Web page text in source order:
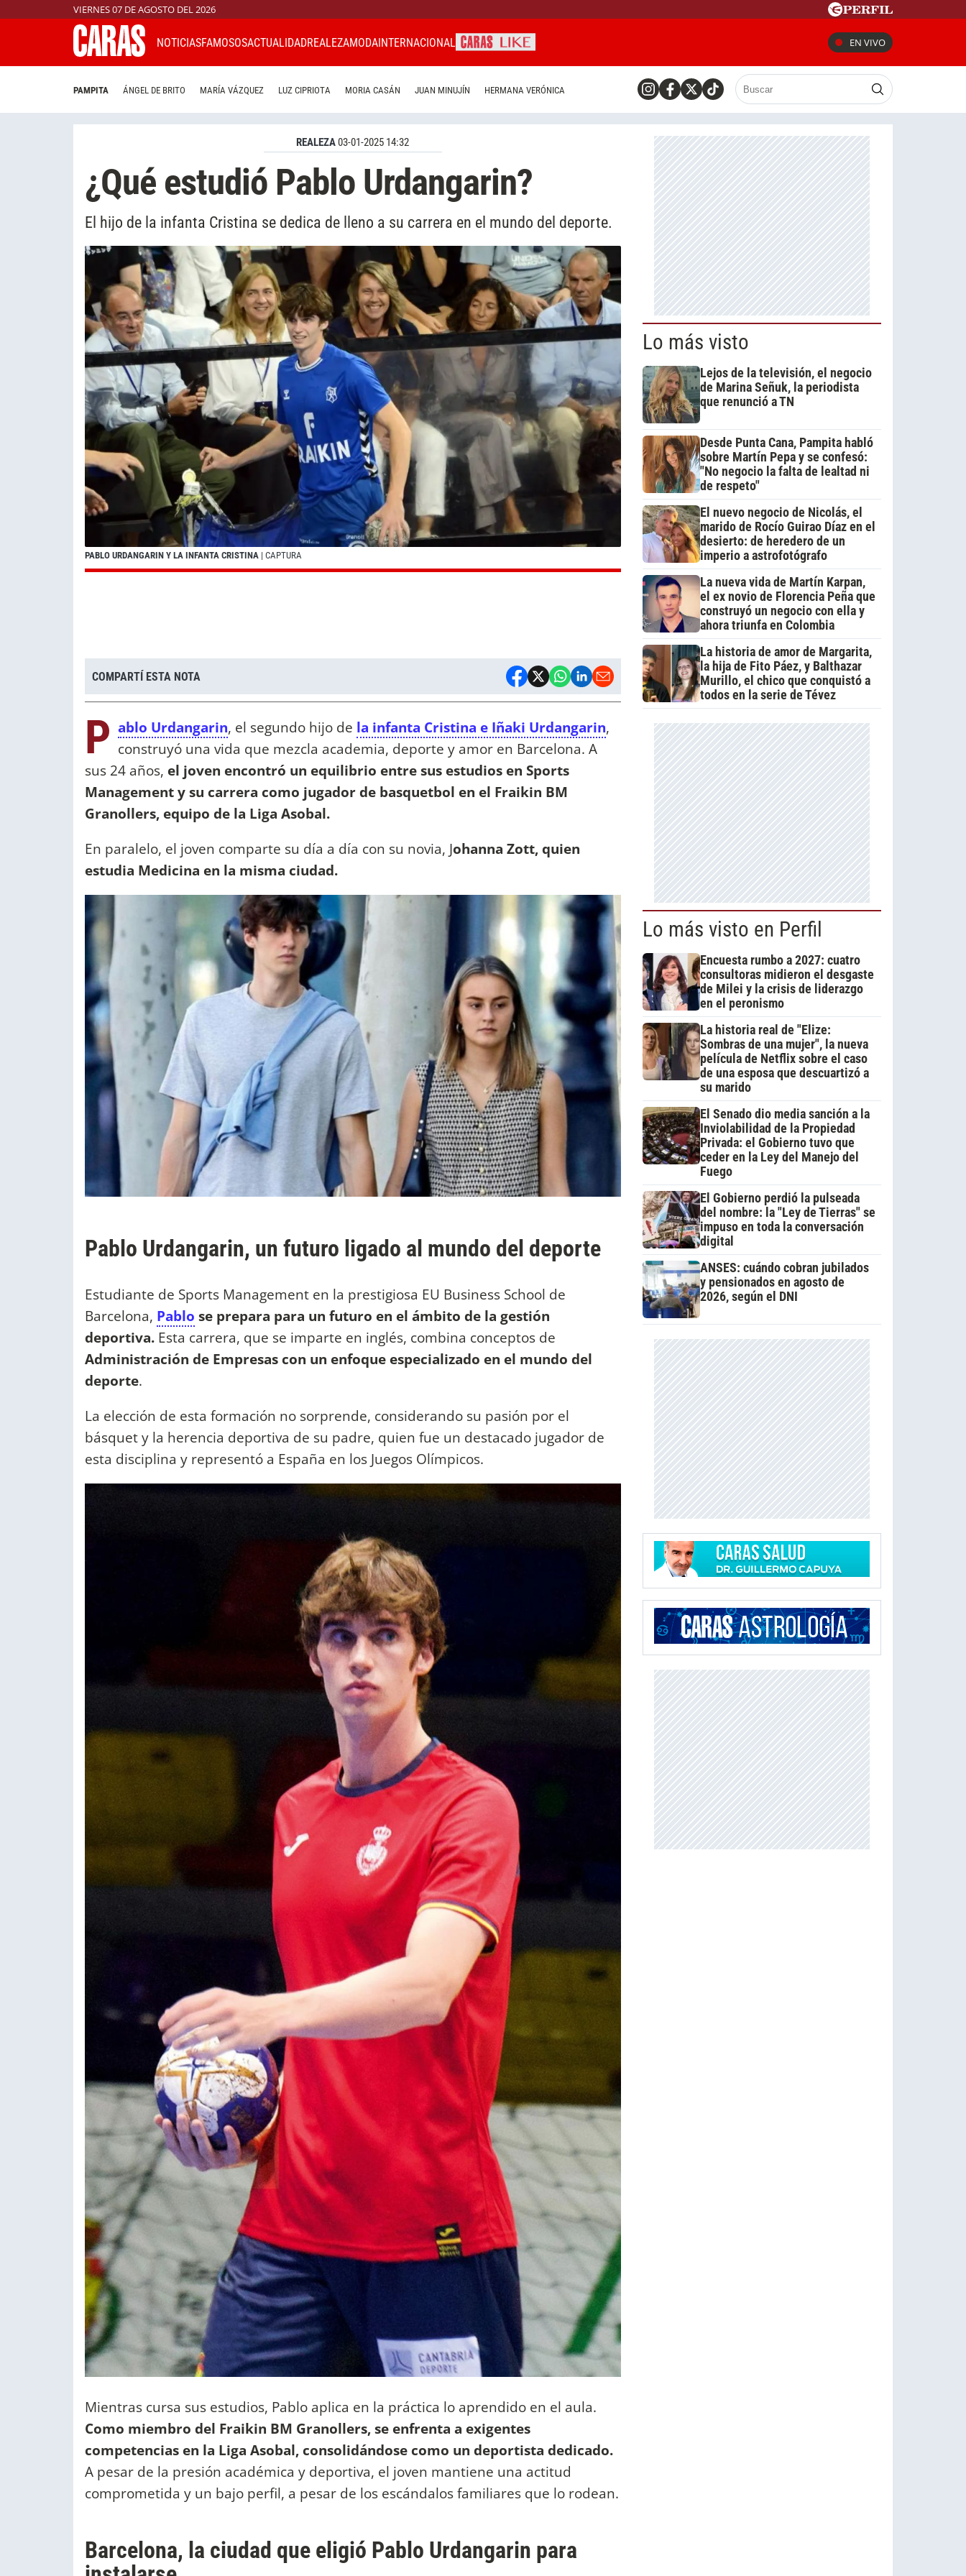
VIERNES 07 DE AGOSTO DEL 2026
NOTICIASFAMOSOSACTUALIDADREALEZAMODAINTERNACIONAL EN VIVO
PAMPITA ÁNGEL DE BRITO MARÍA VÁZQUEZ LUZ CIPRIOTA MORIA CASÁN JUAN MINUJÍN HERMANA VERÓNICA
REALEZA03-01-2025 14:32
¿Qué estudió Pablo Urdangarin?
El hijo de la infanta Cristina se dedica de lleno a su carrera en el mundo del deporte.
PABLO URDANGARIN Y LA INFANTA CRISTINA | CAPTURA
COMPARTÍ ESTA NOTA
P ablo Urdangarin, el segundo hijo de la infanta Cristina e Iñaki Urdangarin,
construyó una vida que mezcla academia, deporte y amor en Barcelona. A
sus 24 años, el joven encontró un equilibrio entre sus estudios en Sports
Management y su carrera como jugador de basquetbol en el Fraikin BM
Granollers, equipo de la Liga Asobal.
En paralelo, el joven comparte su día a día con su novia, Johanna Zott, quien
estudia Medicina en la misma ciudad.
Pablo Urdangarin, un futuro ligado al mundo del deporte
Estudiante de Sports Management en la prestigiosa EU Business School de
Barcelona, Pablo se prepara para un futuro en el ámbito de la gestión
deportiva. Esta carrera, que se imparte en inglés, combina conceptos de
Administración de Empresas con un enfoque especializado en el mundo del
deporte.
La elección de esta formación no sorprende, considerando su pasión por el
básquet y la herencia deportiva de su padre, quien fue un destacado jugador de
esta disciplina y representó a España en los Juegos Olímpicos.
Mientras cursa sus estudios, Pablo aplica en la práctica lo aprendido en el aula.
Como miembro del Fraikin BM Granollers, se enfrenta a exigentes
competencias en la Liga Asobal, consolidándose como un deportista dedicado.
A pesar de la presión académica y deportiva, el joven mantiene una actitud
comprometida y un bajo perfil, a pesar de los escándalos familiares que lo rodean.
Barcelona, la ciudad que eligió Pablo Urdangarin para
Lo más visto
Lejos de la televisión, el negocio
de Marina Señuk, la periodista
que renunció a TN
Desde Punta Cana, Pampita habló
sobre Martín Pepa y se confesó:
"No negocio la falta de lealtad ni
de respeto"
El nuevo negocio de Nicolás, el
marido de Rocío Guirao Díaz en el
desierto: de heredero de un
imperio a astrofotógrafo
La nueva vida de Martín Karpan,
el ex novio de Florencia Peña que
construyó un negocio con ella y
ahora triunfa en Colombia
La historia de amor de Margarita,
la hija de Fito Páez, y Balthazar
Murillo, el chico que conquistó a
todos en la serie de Tévez
Lo más visto en Perfil
Encuesta rumbo a 2027: cuatro
consultoras midieron el desgaste
de Milei y la crisis de liderazgo
en el peronismo
La historia real de "Elize:
Sombras de una mujer", la nueva
película de Netflix sobre el caso
de una esposa que descuartizó a
su marido
El Senado dio media sanción a la
Inviolabilidad de la Propiedad
Privada: el Gobierno tuvo que
ceder en la Ley del Manejo del
Fuego
El Gobierno perdió la pulseada
del nombre: la "Ley de Tierras" se
impuso en toda la conversación
digital
ANSES: cuándo cobran jubilados
y pensionados en agosto de
2026, según el DNI